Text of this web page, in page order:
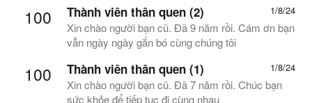
100 1/8/24
Thành viên thân quen (2)
Xin chào người bạn cũ. Đã 9 năm rồi. Cám ơn bạn
vẫn ngày ngày gắn bó cùng chúng tôi
100 1/8/24
Thành viên thân quen (1)
Xin chào người bạn cũ. Đã 7 năm rồi. Chúc bạn
sức khỏe để tiếp tục đi cùng nhau